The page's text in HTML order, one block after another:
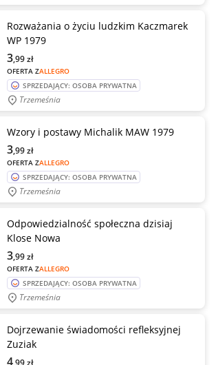
Rozważania o życiu ludzkim Kaczmarek
WP 1979
OFERTA ZALLEGRO
3,99zł
SPRZEDAJĄCY: OSOBA PRYWATNA
Trzemeśnia
Wzory i postawy Michalik MAW 1979
OFERTA ZALLEGRO
3,99zł
SPRZEDAJĄCY: OSOBA PRYWATNA
Trzemeśnia
Odpowiedzialność społeczna dzisiaj
Klose Nowa
OFERTA ZALLEGRO
3,99zł
SPRZEDAJĄCY: OSOBA PRYWATNA
Trzemeśnia
Dojrzewanie świadomości refleksyjnej
Zuziak
4,99zł